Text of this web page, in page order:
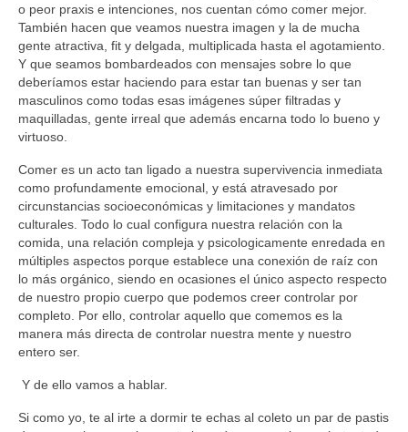
o peor praxis e intenciones, nos cuentan cómo comer mejor.
También hacen que veamos nuestra imagen y la de mucha
gente atractiva, fit y delgada, multiplicada hasta el agotamiento.
Y que seamos bombardeados con mensajes sobre lo que
deberíamos estar haciendo para estar tan buenas y ser tan
masculinos como todas esas imágenes súper filtradas y
maquilladas, gente irreal que además encarna todo lo bueno y
virtuoso.
Comer es un acto tan ligado a nuestra supervivencia inmediata
como profundamente emocional, y está atravesado por
circunstancias socioeconómicas y limitaciones y mandatos
culturales. Todo lo cual configura nuestra relación con la
comida, una relación compleja y psicologicamente enredada en
múltiples aspectos porque establece una conexión de raíz con
lo más orgánico, siendo en ocasiones el único aspecto respecto
de nuestro propio cuerpo que podemos creer controlar por
completo. Por ello, controlar aquello que comemos es la
manera más directa de controlar nuestra mente y nuestro
entero ser.
Y de ello vamos a hablar.
Si como yo, te al irte a dormir te echas al coleto un par de pastis